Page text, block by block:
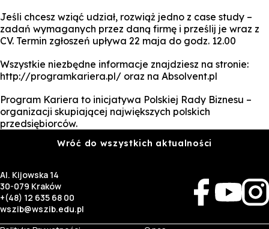
Jeśli chcesz wziąć udział, rozwiąż jedno z case study –
zadań wymaganych przez daną firmę i prześlij je wraz z
CV. Termin zgłoszeń upływa 22 maja do godz. 12.00
Wszystkie niezbędne informacje znajdziesz na stronie:
http://programkariera.pl/ oraz na Absolvent.pl
Program Kariera to inicjatywa Polskiej Rady Biznesu –
organizacji skupiającej największych polskich
przedsiębiorców.
Wróć do wszystkich aktualności
Al. Kijowska 14
30-079 Kraków
+(48) 12 635 68 00
wszib@wszib.edu.pl